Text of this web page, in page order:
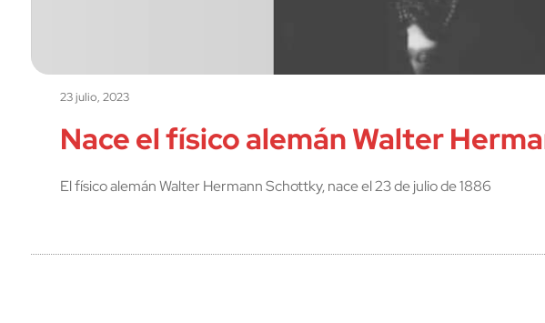
23 julio, 2023
Nace el físico alemán Walter
El físico alemán Walter Hermann Schottky, nace el 23 de julio de 1886